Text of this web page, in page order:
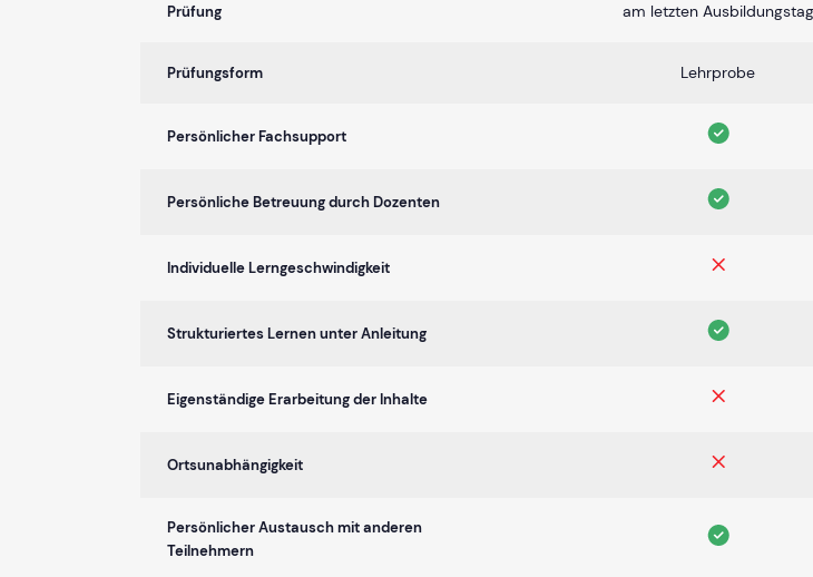
Prüfung am letzten Ausbildungstag
Prüfungsform Lehrprobe
Persönlicher Fachsupport
Persönliche Betreuung durch Dozenten
Individuelle Lerngeschwindigkeit
Strukturiertes Lernen unter Anleitung
Eigenständige Erarbeitung der Inhalte
Ortsunabhängigkeit
Persönlicher Austausch mit anderen
Teilnehmern